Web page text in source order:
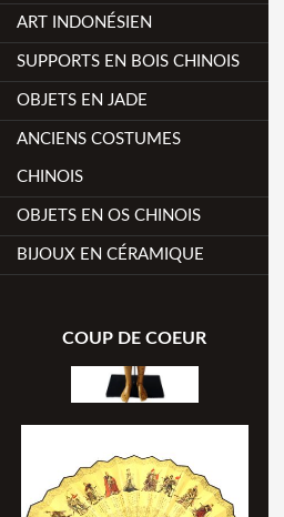
ART INDONÉSIEN
SUPPORTS EN BOIS CHINOIS
OBJETS EN JADE
ANCIENS COSTUMES
CHINOIS
OBJETS EN OS CHINOIS
BIJOUX EN CÉRAMIQUE
COUP DE COEUR